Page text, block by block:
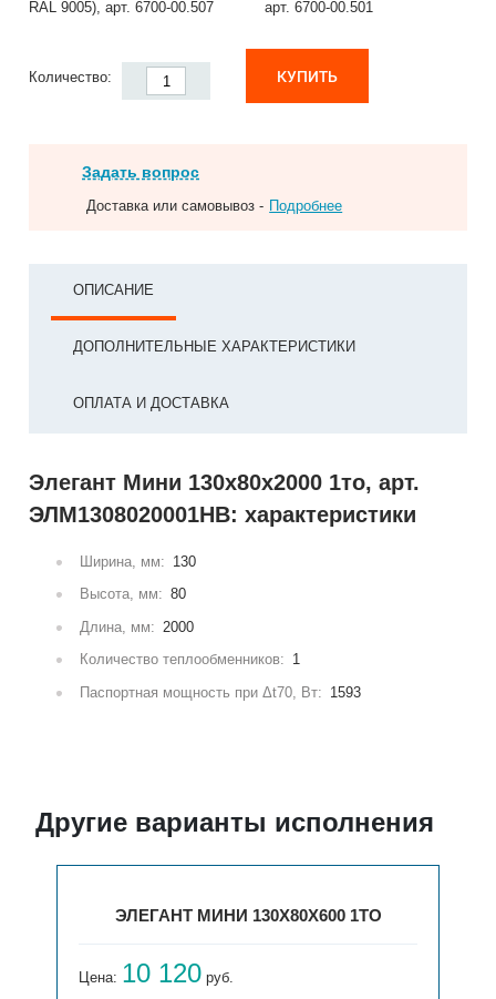
RAL 9005), арт. 6700-00.507 арт. 6700-00.501
Количество: КУПИТЬ
Задать вопрос
Доставка или самовывоз - Подробнее
ОПИСАНИЕ
ДОПОЛНИТЕЛЬНЫЕ ХАРАКТЕРИСТИКИ
ОПЛАТА И ДОСТАВКА
Элегант Мини 130x80x2000 1то, арт.
ЭЛМ1308020001НВ: характеристики
Ширина, мм: 130
Высота, мм: 80
Длина, мм: 2000
Количество теплообменников: 1
Паспортная мощность при Δt70, Вт: 1593
Другие варианты исполнения
ЭЛЕГАНТ МИНИ 130X80X600 1ТО
Цена: 10 120 руб.